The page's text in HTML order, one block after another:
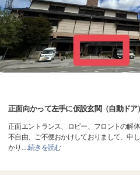
正面向かって左手に仮設玄関（自動ドア
正面エントランス、ロビー、フロントの解
不自由、ご不便おかけしておりまして、申
かり …続きを読む